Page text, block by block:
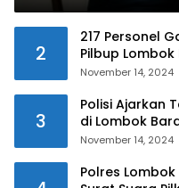
2
217 Personel
Pilbup
November 14, 2024
3
Polisi Ajarkan
di Lombok
November 14, 2024
Polres